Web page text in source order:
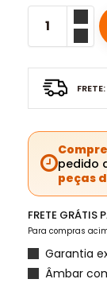
pedido
peças
FRETE GRÁTIS
Para compras
Garantia
Âmbar